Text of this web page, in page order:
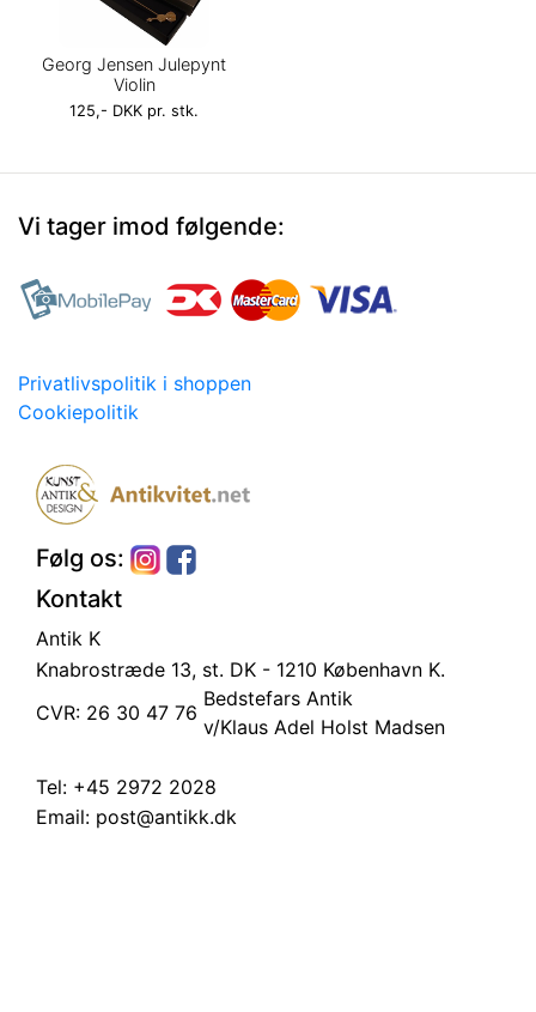
Georg Jensen Julepynt
Violin
125,- DKK pr. stk.
Vi tager imod følgende:
Privatlivspolitik i shoppen
Cookiepolitik
Følg os:
Kontakt
Antik K
Knabrostræde 13, st. DK - 1210 København K.
CVR: 26 30 47 76
Bedstefars Antik
v/Klaus Adel Holst Madsen
Tel: +45 2972 2028
Email: post@antikk.dk